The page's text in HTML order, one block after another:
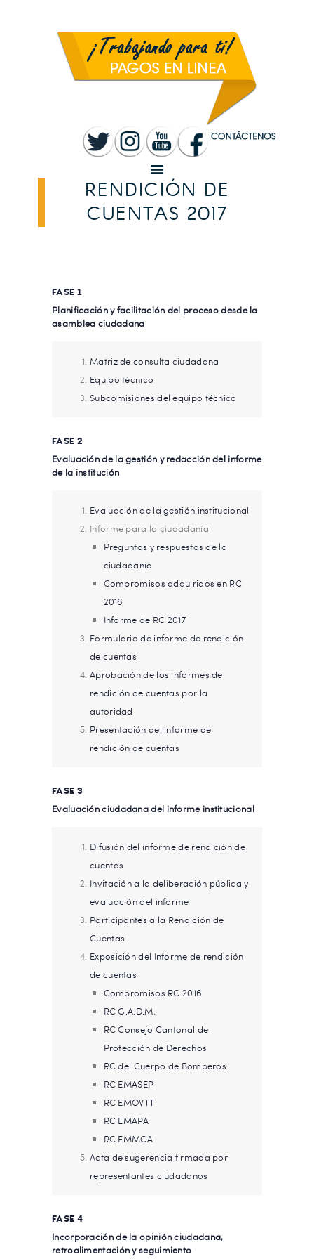
RENDICIÓN DE
CUENTAS 2017
MUNICIPALIDAD
SANTA ROSA
CUENTAS
SERVICIOS
CONVOCATORIAS
FASE 1
Planificación y facilitación del proceso desde la
asamblea ciudadana
Matriz de consulta ciudadana
Equipo técnico
Subcomisiones del equipo técnico
FASE 2
Evaluación de la gestión y redacción del informe
de la institución
Evaluación de la gestión institucional
Informe para la ciudadanía
Preguntas y respuestas de la
ciudadanía
Compromisos adquiridos en RC
2016
Informe de RC 2017
Formulario de informe de rendición
de cuentas
Aprobación de los informes de
rendición de cuentas por la
autoridad
Presentación del informe de
rendición de cuentas
FASE 3
Evaluación ciudadana del informe institucional
Difusión del informe de rendición de
cuentas
Invitación a la deliberación pública y
evaluación del informe
Participantes a la Rendición de
Cuentas
Exposición del Informe de rendición
de cuentas
Compromisos RC 2016
RC G.A.D.M.
RC Consejo Cantonal de
Protección de Derechos
RC del Cuerpo de Bomberos
RC EMASEP
RC EMOVTT
RC EMAPA
RC EMMCA
Acta de sugerencia firmada por
representantes ciudadanos
FASE 4
Incorporación de la opinión ciudadana,
retroalimentación y seguimiento